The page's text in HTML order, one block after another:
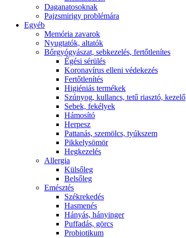
Daganatosoknak
Pajzsmirigy problémára
Egyéb
Memória zavarok
Nyugtatók, altatók
Bőrgyógyászat, sebkezelés, fertőtlenítes
É́gési sérülés
Koronavírus elleni védekezés
Fertőtlenítés
Higiéniás termékek
Szúnyog, kullancs, tetű riasztó, kezelő
Sebek, fekélyek
Hámosító
Herpesz
Pattanás, szemölcs, tyúkszem
Pikkelysömör
Hegkezelés
Allergia
Külsőleg
Belsőleg
Emésztés
Székrekedés
Hasmenés
Hányás, hányinger
Puffadás, görcs
Probiotikum